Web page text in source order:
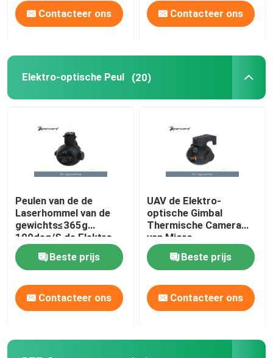
Elektrische Brushless gelijkstroom-Motor
Anti-dronesystemen
gevaarlijke goederenkast
Contacteer ons Contacteer ons
Elektro-optische Peul (20)
Peulen van de de
Laserhommel van de
gewichts≤365g
100deg/S de Elektro-
optische Peul
ZichtbareBeste prijs
Contacteer ons
UAV de Elektro-
optische Gimbal
Thermische Camera
van Micro-
Nauwkeurigheid
77×78×83 Mm
Peuldimensionsion
Beste prijs
Contacteer ons